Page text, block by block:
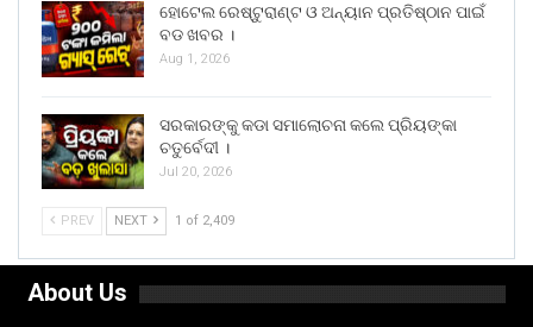
ହୋଟେଲ ରେଷ୍ଟୁରାଣ୍ଟ ଓ ଅନ୍ୟାନ ପ୍ରତିଷ୍ଠାନ ପାଇଁ
ବଡ ଖବର ।
Aug 1, 2026
ସରକାରଙ୍କୁ କଡା ସମାଲୋଚନା କଲେ ପ୍ରିୟଙ୍କା
ଚତୁର୍ବେଦୀ ।
Jul 20, 2026
PREV NEXT 1 of 2,409
About Us